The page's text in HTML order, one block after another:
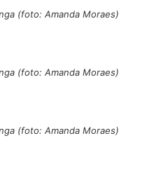
(foto: Amanda Moraes)
(foto: Amanda Moraes)
(foto: Amanda Moraes)